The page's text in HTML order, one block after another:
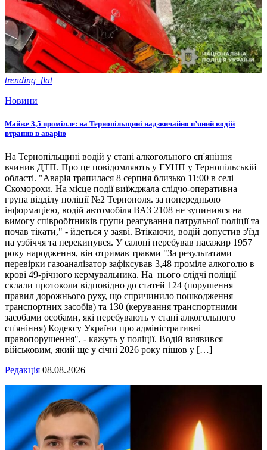
trending_flat
Новини
Майже 3,5 промілле: на Тернопільщині надзвичайно п’яний водій
втрапив в аварію
На Тернопільщині водій у стані алкогольного сп'яніння
вчинив ДТП. Про це повідомляють у ГУНП у Тернопільській
області. "Аварія трапилася 8 серпня близько 11:00 в селі
Скоморохи. На місце події виїжджала слідчо-оперативна
група відділу поліції №2 Тернополя. за попередньою
інформацією, водій автомобіля ВАЗ 2108 не зупинився на
вимогу співробітників групи реагування патрульної поліції та
почав тікати," - йдеться у заяві. Втікаючи, водій допустив з'їзд
на узбіччя та перекинувся. У салоні перебував пасажир 1957
року народження, він отримав травми "За результатами
перевірки газоаналізатор зафіксував 3,48 проміле алкоголю в
крові 49-річного кермувальника. На нього слідчі поліції
склали протоколи відповідно до статей 124 (порушення
правил дорожнього руху, що спричинило пошкодження
транспортних засобів) та 130 (керування транспортними
засобами особами, які перебувають у стані алкогольного
сп'яніння) Кодексу України про адміністративні
правопорушення", - кажуть у поліції. Водій виявився
військовим, який ще у січні 2026 року пішов у […]
Редакція 08.08.2026